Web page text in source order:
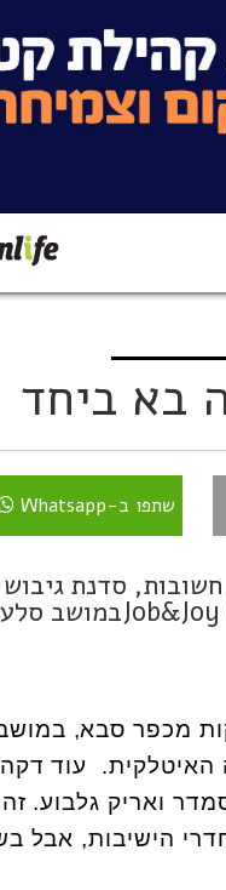
קישור
בא ביחד
שתפו ב-Whatsapp
סדנת
15 דקות מכפר סבא,
עוד
ואריק גלבוע.
הישיבות, אבל